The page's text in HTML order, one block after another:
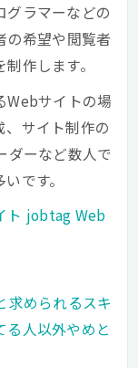
グラマーなどの
の希望や閲覧者
作します。
Webサイトの場
サイト制作の
ダーなど数人で
です。
ト jobtag Web
求められるスキ
る人以外やめと